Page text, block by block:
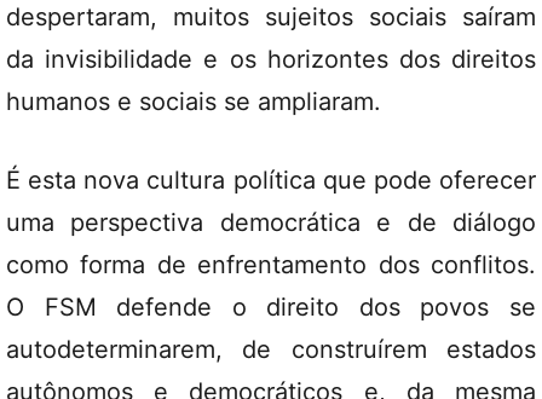
despertaram, muitos sujeitos sociais saíram
da invisibilidade e os horizontes dos direitos
humanos e sociais se ampliaram.
É esta nova cultura política que pode oferecer
uma perspectiva democrática e de diálogo
como forma de enfrentamento dos conflitos.
O FSM defende o direito dos povos se
autodeterminarem, de construírem estados
autônomos e democráticos e, da mesma